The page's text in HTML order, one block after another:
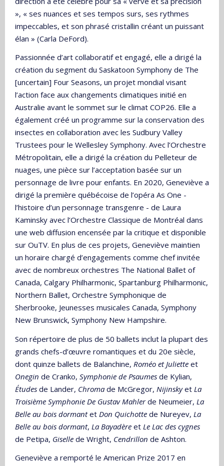
», « ses nuances et ses tempos surs, ses rythmes
impeccables, et son phrasé cristallin créant un puissant
élan » (Carla DeFord).
Passionnée d’art collaboratif et engagé, elle a dirigé la
création du segment du Saskatoon Symphony de The
[uncertain] Four Seasons, un projet mondial visant
l’action face aux changements climatiques initié en
Australie avant le sommet sur le climat COP26. Elle a
également créé un programme sur la conservation des
insectes en collaboration avec les Sudbury Valley
Trustees pour le Wellesley Symphony. Avec l’Orchestre
Métropolitain, elle a dirigé la création du Pelleteur de
nuages, une pièce sur l’acceptation basée sur un
personnage de livre pour enfants. En 2020, Geneviève a
dirigé la première québécoise de l’opéra As One -
l’histoire d’un personnage transgenre - de Laura
Kaminsky avec l’Orchestre Classique de Montréal dans
une web diffusion encensée par la critique et disponible
sur OuTV. En plus de ces projets, Geneviève maintien
un horaire chargé d’engagements comme chef invitée
avec de nombreux orchestres The National Ballet of
Canada, Calgary Philharmonic, Spartanburg Philharmonic,
Northern Ballet, Orchestre Symphonique de
Sherbrooke, Jeunesses musicales Canada, Symphony
New Brunswick, Symphony New Hampshire.
Son répertoire de plus de 50 ballets inclut la plupart des
grands chefs-d’œuvre romantiques et du 20e siècle,
dont quinze ballets de Balanchine, Roméo et Juliette et
Onegin de Cranko, Symphonie de Psaumes de Kylian,
Études de Lander, Chroma de McGregor, Nijinskyet La
Troisième Symphonie De Gustav Mahlerde Neumeier, La
Belle au bois dormantet Don Quichotte de Nureyev, La
Belle au bois dormant, La Bayadère et Le Lac des cygnes
de Petipa, Giselle de Wright, Cendrillon de Ashton.
Geneviève a remporté le American Prize 2017 en